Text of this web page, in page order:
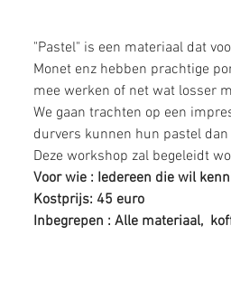
"Pastel" is een materiaal dat
Monet enz hebben prachtige
mee werken of net wat losser
We gaan trachten op een
durvers kunnen hun pastel
Deze workshop zal begeleidt
Voor wie : Iedereen die wil
Kostprijs: 45 euro
Inbegrepen : Alle materiaal,